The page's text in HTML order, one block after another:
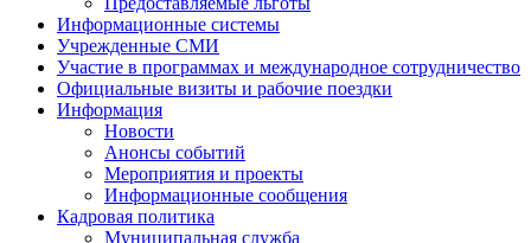
Информационные системы
Учрежденные СМИ
Участие в программах и международное сотрудничество
Официальные визиты и рабочие поездки
Информация
Новости
Анонсы событий
Мероприятия и проекты
Информационные сообщения
Кадровая политика
Муниципальная служба